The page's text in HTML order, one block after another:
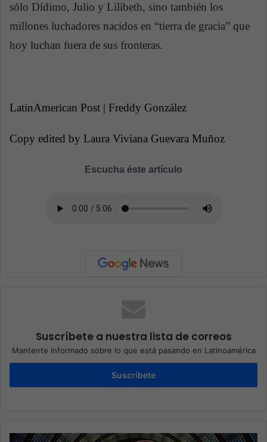
sólo Dídimo, Julio y Lilibeth, sino también los
millones luchadores nacidos en “tierra de gracia” que
hoy luchan fuera de sus fronteras.
LatinAmerican Post | Freddy González
Copy edited by Laura Viviana Guevara Muñoz
Escucha éste artículo
Suscríbete a nuestra lista de correos
Mantente informado sobre lo que está pasando en Latinoamérica
Suscríbete